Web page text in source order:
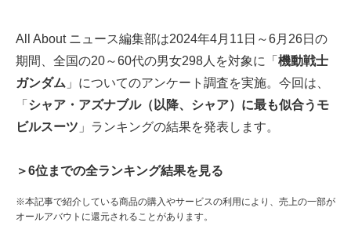
All About ニュース編集部は2024年4月11日～6月26日の
期間、全国の20～60代の男女298人を対象に「 機動戦士
ガンダム 」についてのアンケート調査を実施。今回は、
「 シャア・アズナブル（以降、シャア）に最も似合うモ
ビルスーツ 」ランキングの結果を発表します。
＞6位までの全ランキング結果を見る
※本記事で紹介している商品の購入やサービスの利用により、売上の一部が
オールアバウトに還元されることがあります。